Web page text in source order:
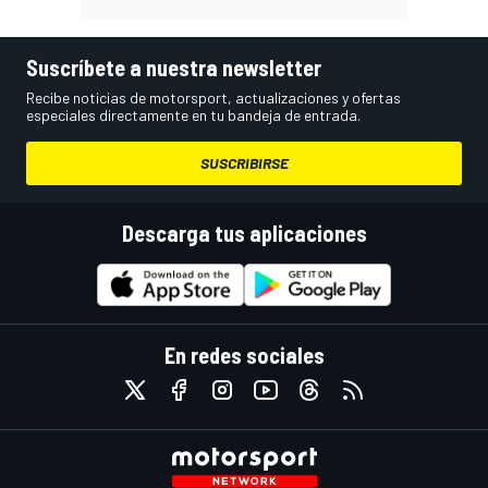
Suscríbete a nuestra newsletter
Recibe noticias de motorsport, actualizaciones y ofertas
especiales directamente en tu bandeja de entrada.
SUSCRIBIRSE
Descarga tus aplicaciones
En redes sociales